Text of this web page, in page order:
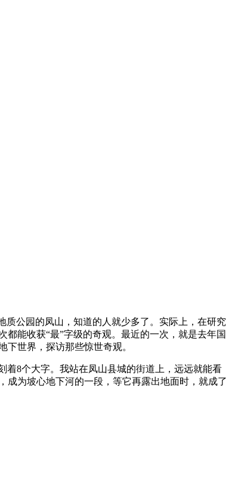
公园的凤山，知道的人就少多了。实际上，在研究
能收获“最”字级的奇观。最近的一次，就是去年国
世界，探访那些惊世奇观。
着8个大字。我站在凤山县城的街道上，远远就能看
成为坡心地下河的一段，等它再露出地面时，就成了